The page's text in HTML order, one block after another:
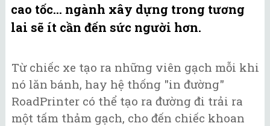
cao tốc... ngành xây dựng trong tương
lai sẽ ít cần đến sức người hơn.
Từ chiếc xe tạo ra những viên gạch mỗi khi
nó lăn bánh, hay hệ thống "in đường"
RoadPrinter có thể tạo ra đường đi trải ra
một tấm thảm gạch, cho đến chiếc khoan